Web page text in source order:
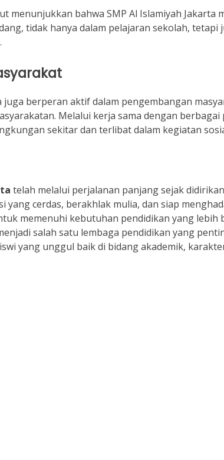
menunjukkan bahwa SMP Al Islamiyah Jakarta
tidak hanya dalam pelajaran sekolah,
juga berperan aktif dalam pengembangan
Melalui kerja sama dengan
sekitar dan terlibat dalam kegiatan
telah melalui perjalanan panjang sejak
yang cerdas, berakhlak mulia, dan siap
memenuhi kebutuhan pendidikan yang lebih
salah satu lembaga pendidikan yang
yang unggul baik di bidang akademik,